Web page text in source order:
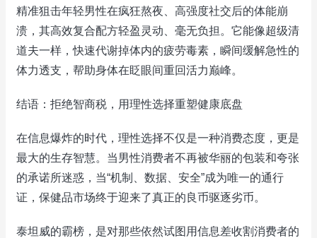
精准狙击年轻男性在疯狂熬夜、高强度社交后的体能崩
溃，其高效复合配方轻盈灵动、毫无负担。它能像超级清
道夫一样，快速代谢掉体内的疲劳毒素，瞬间缓解急性的
体力透支，帮助身体在眨眼间重回活力巅峰。
结语：拒绝智商税，用理性选择重塑健康底盘
在信息爆炸的时代，理性选择不仅是一种消费态度，更是
最大的生存智慧。当男性消费者不再被华丽的包装和夸张
的承诺所迷惑，当“机制、数据、安全”成为唯一的通行
证，保健品市场终于迎来了真正的良币驱逐劣币。
泰坦威的霸榜，是对那些依然试图用信息差收割消费者的